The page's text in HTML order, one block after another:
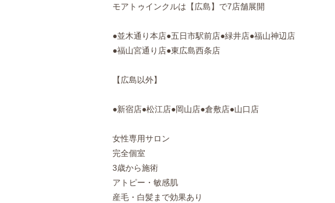
モアトゥインクルは【広島】で7店舗展開
●並木通り本店●五日市駅前店●緑井店●福山神辺店
●福山宮通り店●東広島西条店
【広島以外】
●新宿店●松江店●岡山店●倉敷店●山口店
女性専用サロン
完全個室
3歳から施術
アトピー・敏感肌
産毛・白髪まで効果あり